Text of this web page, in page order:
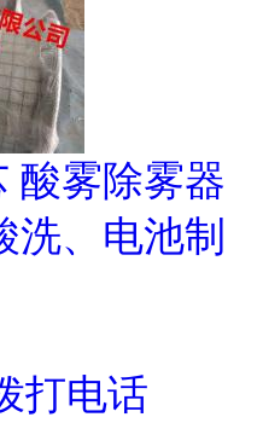
酸雾除雾器
洗、电池制
打电话